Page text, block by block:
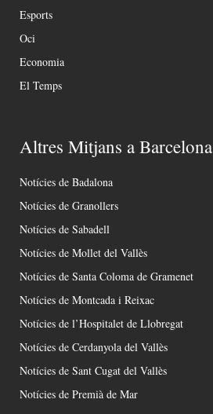
Esports
Oci
Economia
El Temps
Altres Mitjans a Barcelona
Notícies de Badalona
Notícies de Granollers
Notícies de Sabadell
Notícies de Mollet del Vallès
Notícies de Santa Coloma de Gramenet
Notícies de Montcada i Reixac
Notícies de l’Hospitalet de Llobregat
Notícies de Cerdanyola del Vallès
Notícies de Sant Cugat del Vallès
Notícies de Premià de Mar